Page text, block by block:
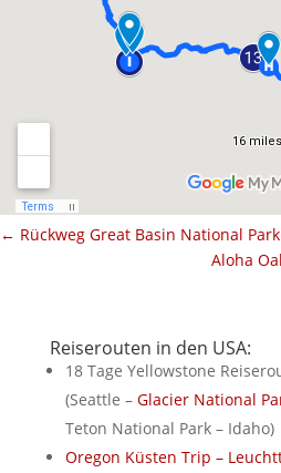
← Rückweg Great Basin National
Aloha
Reiserouten in den USA:
18 Tage Yellowstone
(Seattle – Glacier National
Teton National Park – Idaho)
Oregon Küsten Trip –